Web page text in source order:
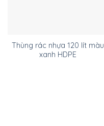
Thùng rác nhựa 120 lít màu
xanh HDPE